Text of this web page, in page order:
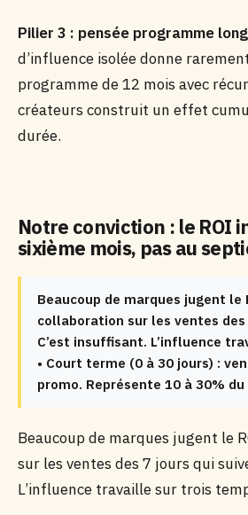
Pilier 3 : pensée programme
d’influence isolée donne
programme de 12 mois avec
créateurs construit un effet
durée.
Notre conviction : le ROI
sixième mois, pas au
Beaucoup de marques jugent le
collaboration sur les ventes
C’est insuffisant. L’influence
• Court terme (0 à 30 jours) :
promo. Représente 10 à 30%
Beaucoup de marques jugent le
sur les ventes des 7 jours qui
L’influence travaille sur trois